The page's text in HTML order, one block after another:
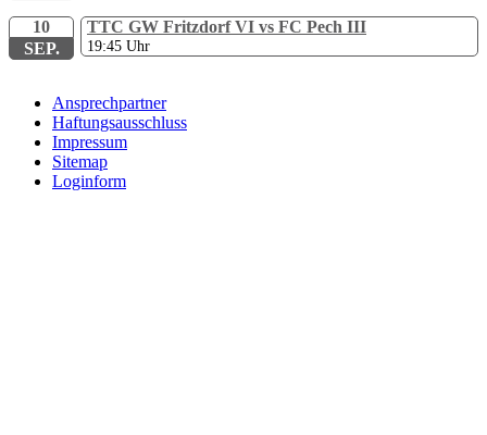
10
SEP.
TTC GW Fritzdorf VI vs FC Pech III
19:45 Uhr
Ansprechpartner
Haftungsausschluss
Impressum
Sitemap
Loginform